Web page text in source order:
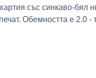
със синкаво-бял
Обемността е 2.0 -